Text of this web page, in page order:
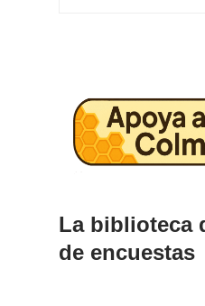
La biblioteca
de encuestas